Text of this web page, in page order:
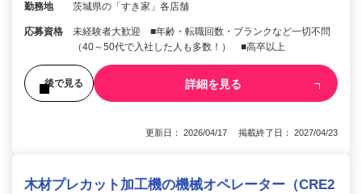
勤務地 茨城県の「すき家」各店舗
応募資格
未経験者大歓迎 ■年齢・転職回数・ブランクなど一切不問
（40～50代で入社した人も多数！） ■高卒以上
後で見る 詳細を見る
更新日： 2026/04/17 掲載終了日： 2027/04/23
木材プレカット加工機の機械オペレーター（CRE2